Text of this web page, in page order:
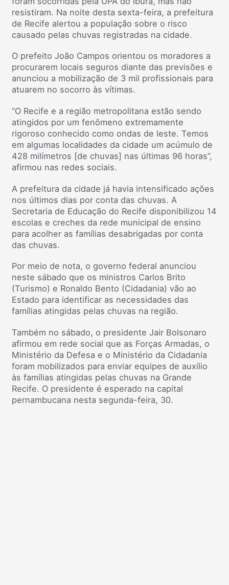
resistiram. Na noite desta sexta-feira, a prefeitura
de Recife alertou a população sobre o risco
causado pelas chuvas registradas na cidade.
O prefeito João Campos orientou os moradores a
procurarem locais seguros diante das previsões e
anunciou a mobilização de 3 mil profissionais para
atuarem no socorro às vítimas.
“O Recife e a região metropolitana estão sendo
atingidos por um fenômeno extremamente
rigoroso conhecido como ondas de leste. Temos
em algumas localidades da cidade um acúmulo de
428 milímetros [de chuvas] nas últimas 96 horas”,
afirmou nas redes sociais.
A prefeitura da cidade já havia intensificado ações
nos últimos dias por conta das chuvas. A
Secretaria de Educação do Recife disponibilizou 14
escolas e creches da rede municipal de ensino
para acolher as famílias desabrigadas por conta
das chuvas.
Por meio de nota, o governo federal anunciou
neste sábado que os ministros Carlos Brito
(Turismo) e Ronaldo Bento (Cidadania) vão ao
Estado para identificar as necessidades das
famílias atingidas pelas chuvas na região.
Também no sábado, o presidente Jair Bolsonaro
afirmou em rede social que as Forças Armadas, o
Ministério da Defesa e o Ministério da Cidadania
foram mobilizados para enviar equipes de auxílio
às famílias atingidas pelas chuvas na Grande
Recife. O presidente é esperado na capital
pernambucana nesta segunda-feira, 30.